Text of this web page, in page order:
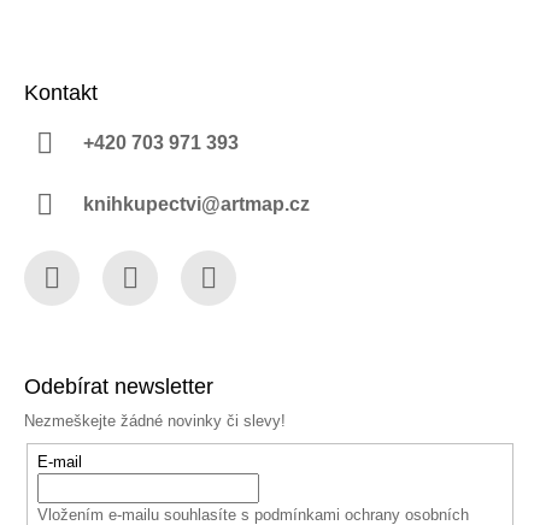
Kontakt
+420 703 971 393
knihkupectvi@artmap.cz
Odebírat newsletter
Nezmeškejte žádné novinky či slevy!
E-mail
Vložením e-mailu souhlasíte s podmínkami ochrany osobních